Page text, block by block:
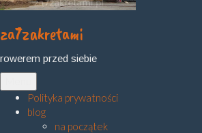
za7zakretami
rowerem przed siebie
Polityka prywatności
blog
na początek